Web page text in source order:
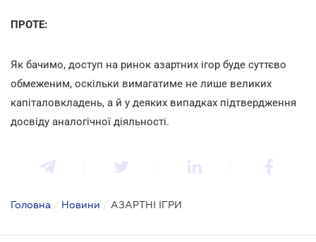
ПРОТЕ:
Як бачимо, доступ на ринок азартних ігор буде суттєво
обмеженим, оскільки вимагатиме не лише великих
капіталовкладень, а й у деяких випадках підтвердження
досвіду аналогічної діяльності.
Головна / Новини / АЗАРТНІ ІГРИ